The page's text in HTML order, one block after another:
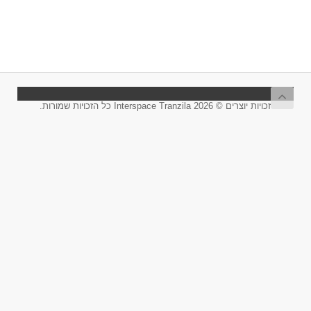
זכויות יוצרים © 2026 Interspace Tranzila כל הזכויות שמורות.